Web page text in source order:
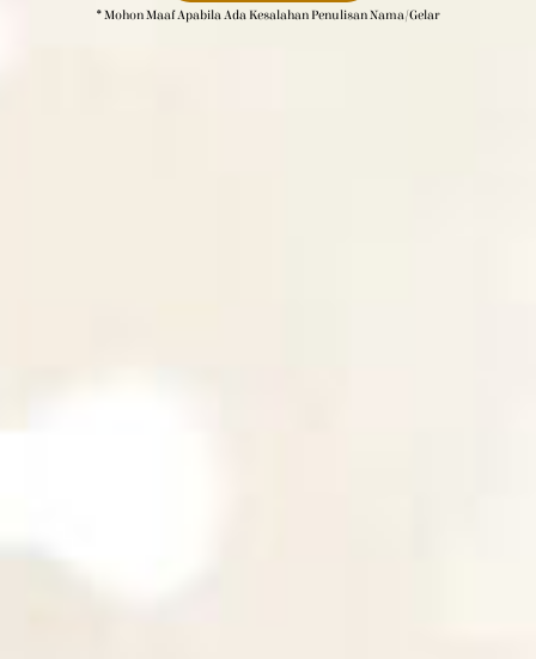
* Mohon Maaf Apabila Ada Kesalahan Penulisan Nama/gelar